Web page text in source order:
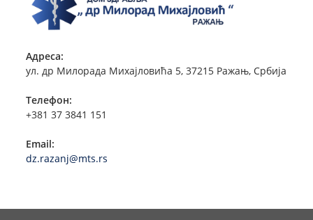
Адреса:
ул. др Милорада Михајловића 5, 37215 Ражањ, Србија
Телефон:
+381 37 3841 151
Email:
dz.razanj@mts.rs